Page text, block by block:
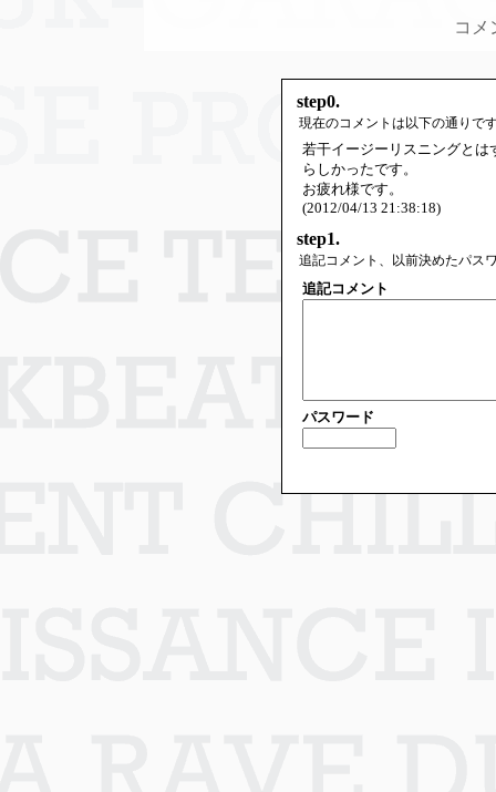
コメ
step0.
現在のコメントは以下の通りで
若干イージーリスニングと
らしかったです。
お疲れ様です。
(2012/04/13 21:38:18)
step1.
追記コメント、以前決めたパス
追記コメント
パスワード